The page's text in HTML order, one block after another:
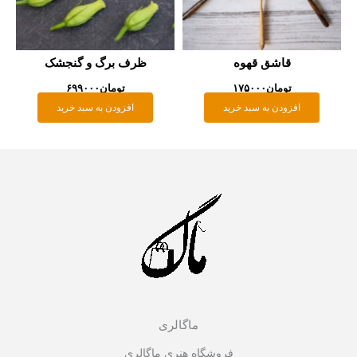
قاشق قهوه
تومان۱۷۵۰۰۰
افزودن به سبد خرید
ظرف برگ و گنجشک
تومان۶۹۹۰۰۰
افزودن به سبد خرید
ماگالری
فروشگاه هنری ماگالری